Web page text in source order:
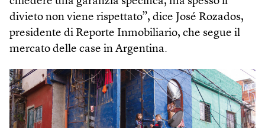
divieto non viene rispettato”, dice José Rozados,
presidente di Reporte Inmobiliario, che segue il
mercato delle case in Argentina.